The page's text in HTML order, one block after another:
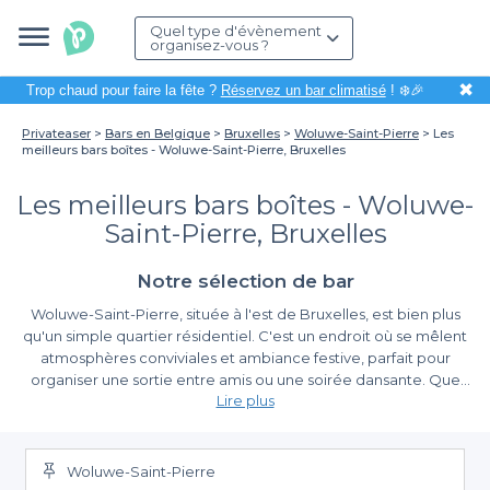
Quel type d'évènement
organisez-vous ?
Trop chaud pour faire la fête ? Réservez un bar climatisé! ❄️🎉 ✖
Privateaser Bars en Belgique Bruxelles Woluwe-Saint-Pierre
Les
meilleurs bars boîtes - Woluwe-Saint-Pierre, Bruxelles
Les meilleurs bars boîtes - Woluwe-
Saint-Pierre, Bruxelles
Notre sélection de bar
Woluwe-Saint-Pierre, située à l'est de Bruxelles, est bien plus
qu'un simple quartier résidentiel. C'est un endroit où se mêlent
atmosphères conviviales et ambiance festive, parfait pour
organiser une sortie entre amis ou une soirée dansante. Que
vous souhaitiez passer une soirée animée dans l'un des bars ou
détente autour d'un verre, Woluwe-Saint-Pierre ne manquera
pas de vous séduire.
L'expérience Privateaser
Organiser une soirée dans un bar ou une boîte de nuit à
Lire plus
Woluwe-Saint-Pierre